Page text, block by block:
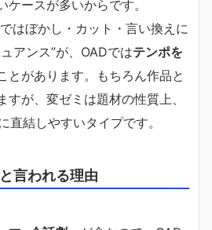
ースが多いからです。
はぼかし・カット・言い換えに
アンス”が、OADではテンポを
とがあります。もちろん作品と
すが、変ゼミは題材の性質上、
直結しやすいタイプです。
言われる理由